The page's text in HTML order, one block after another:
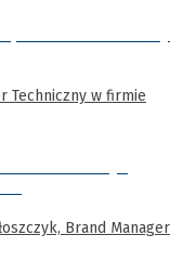
Techniczny w firmie
Brand Manager